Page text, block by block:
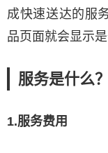
成快速送达的服
品页面就会显示
服务是什么？
1.服务费用